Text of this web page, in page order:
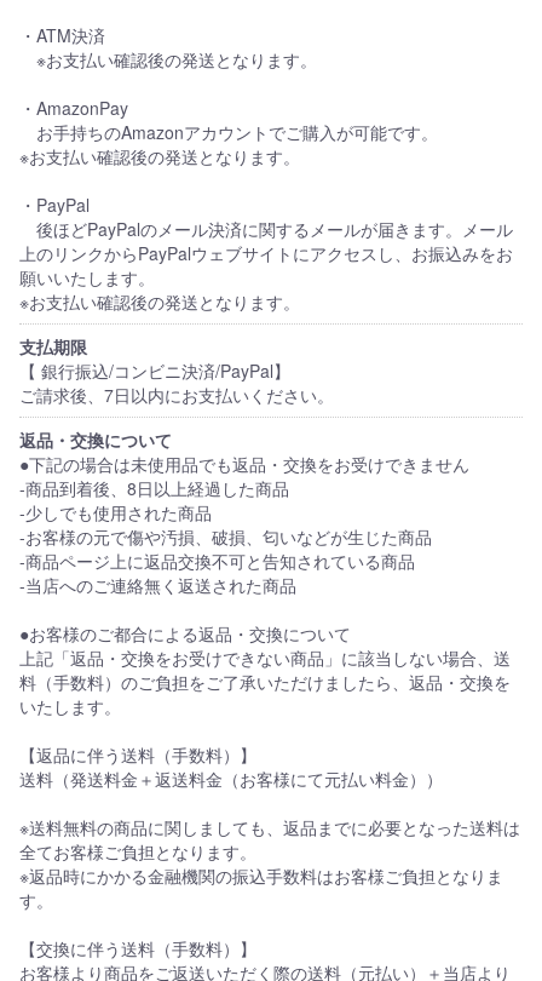
・ATM決済
※お支払い確認後の発送となります。
・AmazonPay
お手持ちのAmazonアカウントでご購入が可能です。
※お支払い確認後の発送となります。
・PayPal
後ほどPayPalのメール決済に関するメールが届きます。メール
上のリンクからPayPalウェブサイトにアクセスし、お振込みをお
願いいたします。
※お支払い確認後の発送となります。
支払期限
【 銀行振込/コンビニ決済/PayPal】
ご請求後、7日以内にお支払いください。
返品・交換について
●下記の場合は未使用品でも返品・交換をお受けできません
-商品到着後、8日以上経過した商品
-少しでも使用された商品
-お客様の元で傷や汚損、破損、匂いなどが生じた商品
-商品ページ上に返品交換不可と告知されている商品
-当店へのご連絡無く返送された商品
●お客様のご都合による返品・交換について
上記「返品・交換をお受けできない商品」に該当しない場合、送
料（手数料）のご負担をご了承いただけましたら、返品・交換を
いたします。
【返品に伴う送料（手数料）】
送料（発送料金＋返送料金（お客様にて元払い料金））
※送料無料の商品に関しましても、返品までに必要となった送料は
全てお客様ご負担となります。
※返品時にかかる金融機関の振込手数料はお客様ご負担となりま
す。
【交換に伴う送料（手数料）】
お客様より商品をご返送いただく際の送料（元払い）＋当店より